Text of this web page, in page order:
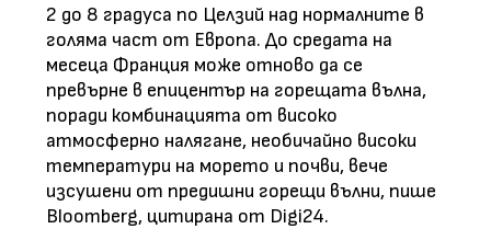
2 до 8 градуса по Целзий над нормалните в
голяма част от Европа. До средата на
месеца Франция може отново да се
превърне в епицентър на горещата вълна,
поради комбинацията от високо
атмосферно налягане, необичайно високи
температури на морето и почви, вече
изсушени от предишни горещи вълни, пише
Bloomberg, цитирана от Digi24.